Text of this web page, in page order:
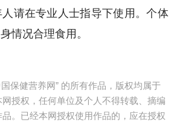
请在专业人士指导下使用。个体
情况合理食用。
保健营养网” 的所有作品，版权均属于
授权，任何单位及个人不得转载、摘编
。已经本网授权使用作品的，应在授权